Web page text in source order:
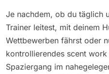
Je nachdem, ob du täglich
Trainer leitest, mit deinem
Wettbewerben fährst oder
kontrollierendes scent
Spaziergang im